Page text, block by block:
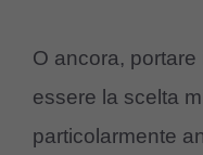
O ancora,
essere la scelta
particolarmente